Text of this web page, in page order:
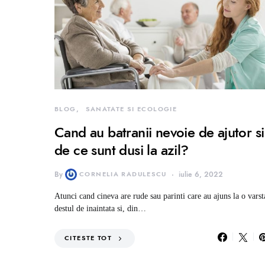
BLOG SANATATE SI ECOLOGIE
Cand au batranii nevoie de ajutor si
de ce sunt dusi la azil?
By CORNELIA RADULESCU iulie 6, 2022
Atunci cand cineva are rude sau parinti care au ajuns la o
destul de inaintata si, din…
CITESTE TOT